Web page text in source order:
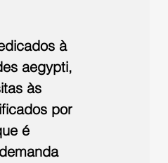
à
aegypti,
às
por
é